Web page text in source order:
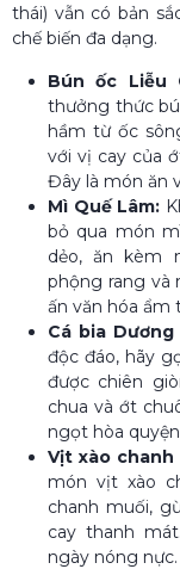
thái) vẫn có bản
chế biến đa dạng.
Bún ốc Liễu
thưởng thức
hầm từ ốc
với vị cay của
Đây là món ăn
Mì Quế Lâm:
bỏ qua món
dẻo, ăn kèm
phộng rang và
ấn văn hóa ẩm
Cá bia Dương
độc đáo, hãy
được chiên
chua và ớt
ngọt hòa
Vịt xào chanh
món vịt xào
chanh muối,
cay thanh
ngày nóng nực.